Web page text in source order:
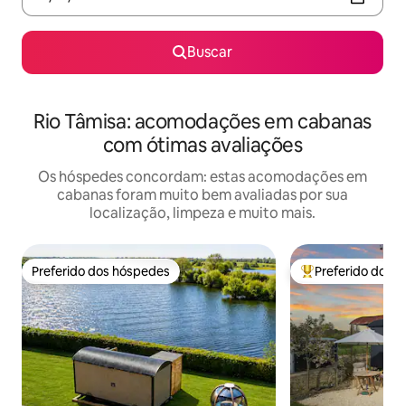
Buscar
Rio Tâmisa: acomodações em cabanas
com ótimas avaliações
Os hóspedes concordam: estas acomodações em
cabanas foram muito bem avaliadas por sua
localização, limpeza e muito mais.
Preferido dos hóspedes
Preferido dos hóspedes Entre os
Preferido dos